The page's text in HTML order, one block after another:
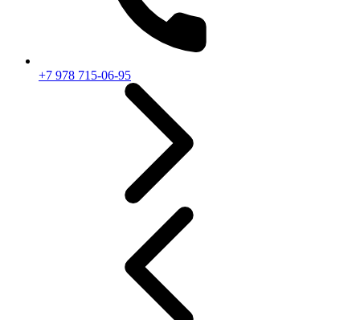
+7 978 715-06-95